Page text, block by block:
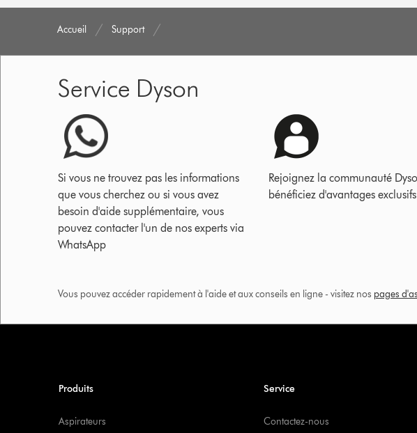
Accueil Support
Service Dyson
Si vous ne trouvez pas les informations
que vous cherchez ou si vous avez
besoin d'aide supplémentaire, vous
pouvez contacter l'un de nos experts via
WhatsApp
Rejoignez la communauté
bénéficiez d'avantages exclusifs
Vous pouvez accéder rapidement à l'aide et aux conseils en ligne - visitez nos pages
Produits
Aspirateurs
Service
Contactez-nous